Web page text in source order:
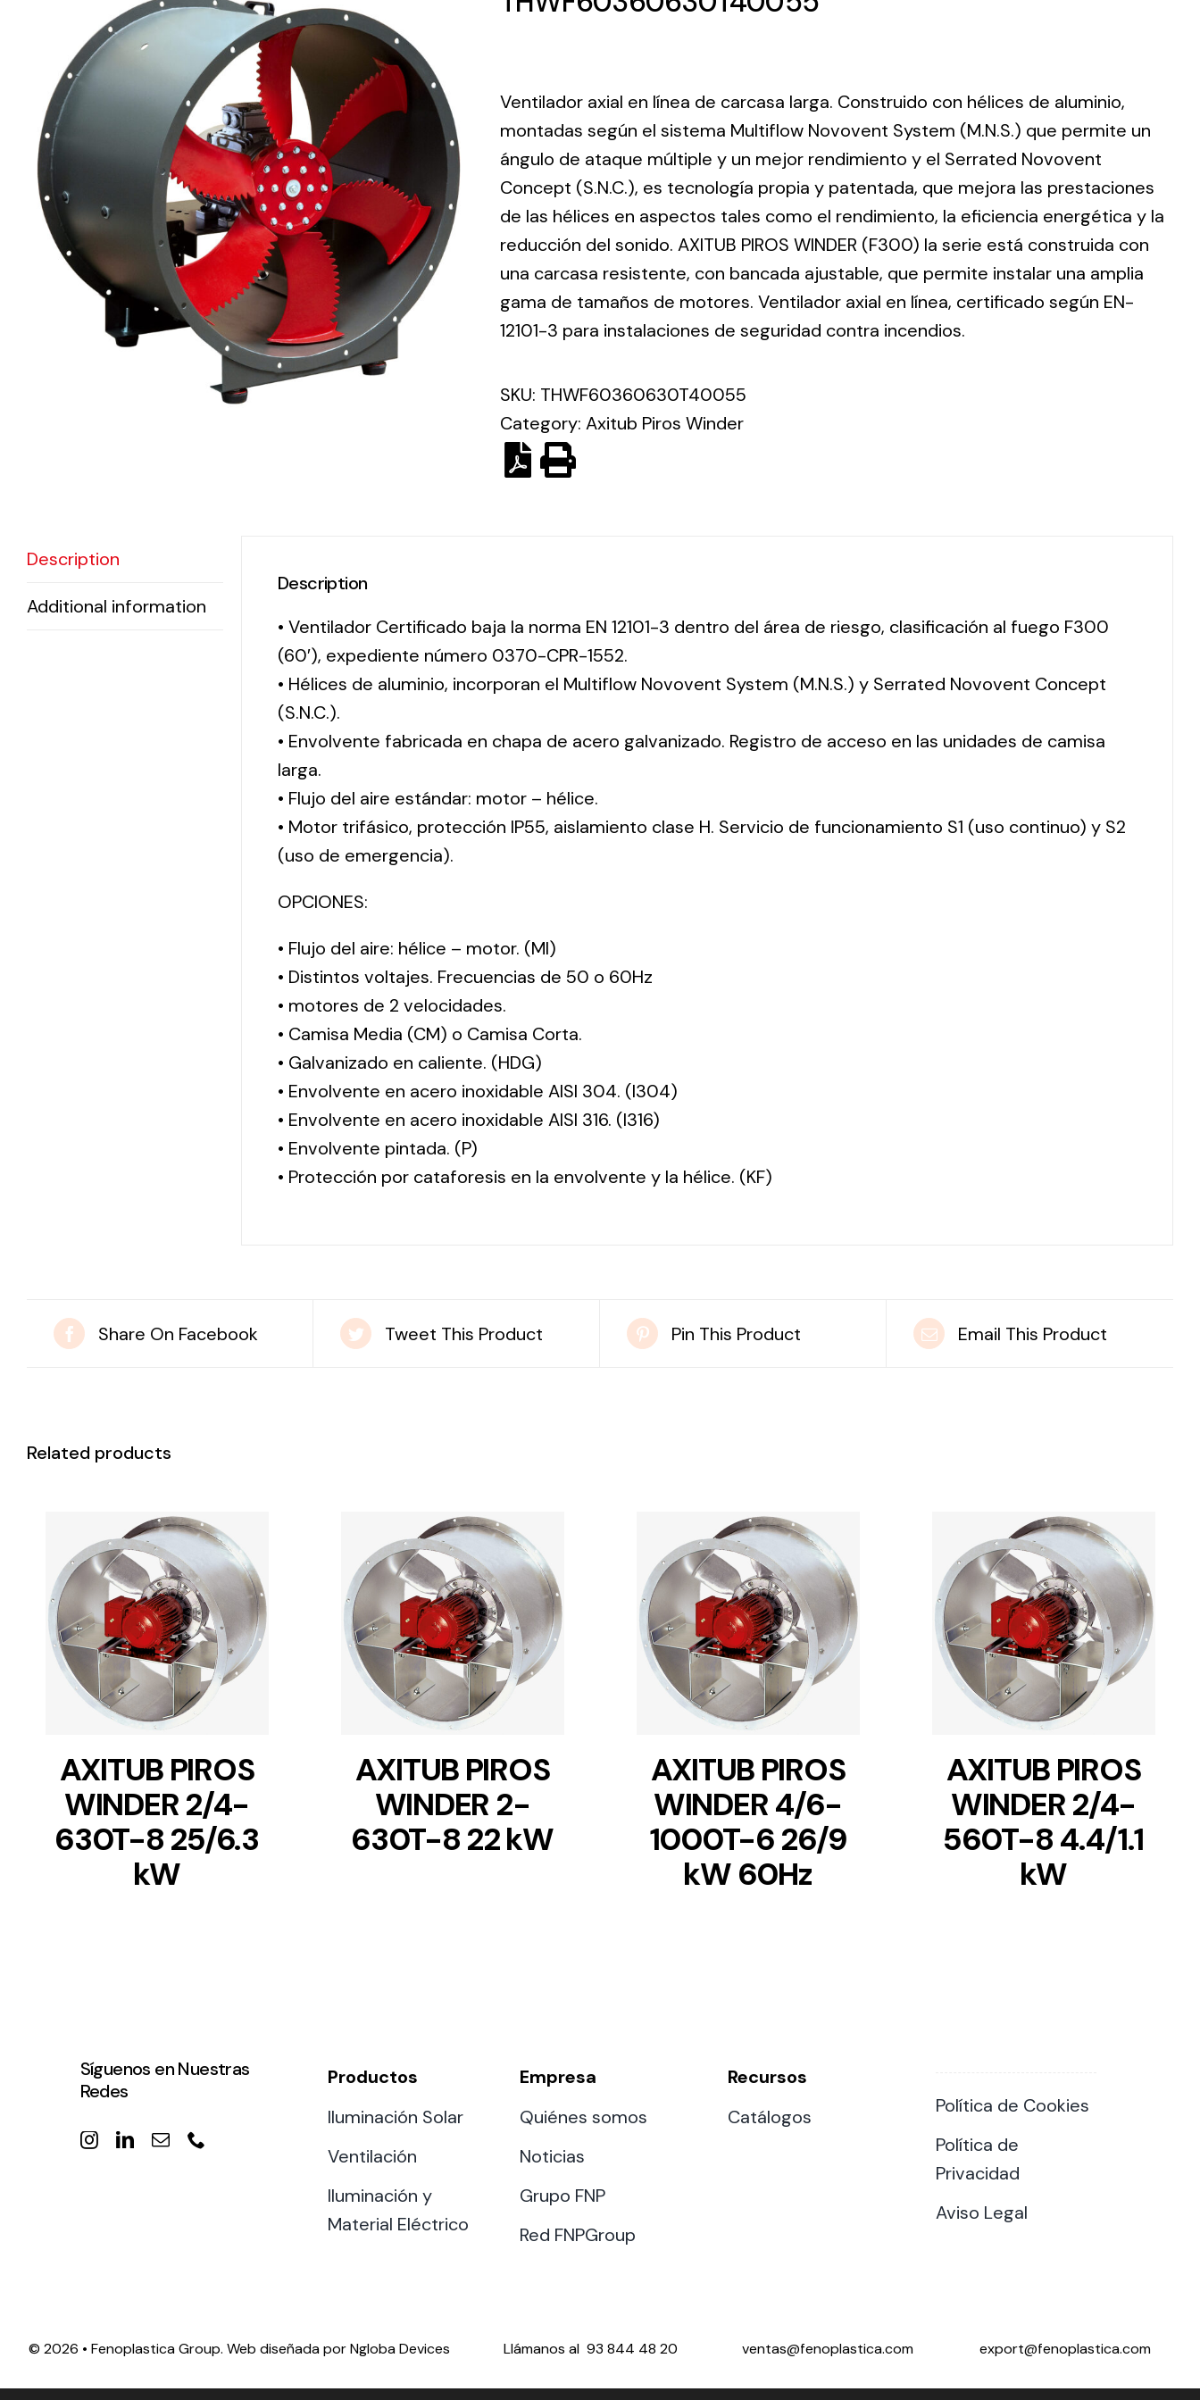
eléctrico.
Lighting and
Electrical
Equipment
Complete
solutions in
lighting and
electrical
material for
each project
and need
incorporation of
Novovent into
the group
meant a greater
offer of
products for
different uses
Solar lighting
Variety of solar
solutions for all
kinds of needs.
Ventilador axial en línea de carcasa larga. Construido con hélices de aluminio,
montadas según el sistema Multiflow Novovent System (M.N.S.) que permite un
ángulo de ataque múltiple y un mejor rendimiento y el Serrated Novovent
Concept (S.N.C.), es tecnología propia y patentada, que mejora las prestaciones
de las hélices en aspectos tales como el rendimiento, la eficiencia energética y la
reducción del sonido. AXITUB PIROS WINDER (F300) la serie está construida con
una carcasa resistente, con bancada ajustable, que permite instalar una amplia
gama de tamaños de motores. Ventilador axial en línea, certificado según EN-
12101-3 para instalaciones de seguridad contra incendios.
SKU: THWF60360630T40055
Category: Axitub Piros Winder
Description
Additional information
Description
• Ventilador Certificado baja la norma EN 12101-3 dentro del área de riesgo, clasificación al fuego F300
(60′), expediente número 0370-CPR-1552.
• Hélices de aluminio, incorporan el Multiflow Novovent System (M.N.S.) y Serrated Novovent Concept
(S.N.C.).
• Envolvente fabricada en chapa de acero galvanizado. Registro de acceso en las unidades de camisa
larga.
• Flujo del aire estándar: motor – hélice.
• Motor trifásico, protección IP55, aislamiento clase H. Servicio de funcionamiento S1 (uso continuo) y S2
(uso de emergencia).
OPCIONES:
• Flujo del aire: hélice – motor. (MI)
• Distintos voltajes. Frecuencias de 50 o 60Hz
• motores de 2 velocidades.
• Camisa Media (CM) o Camisa Corta.
• Galvanizado en caliente. (HDG)
• Envolvente en acero inoxidable AISI 304. (I304)
• Envolvente en acero inoxidable AISI 316. (I316)
• Envolvente pintada. (P)
• Protección por cataforesis en la envolvente y la hélice. (KF)
Share On Facebook Tweet This Product Pin This Product Email This Product
Related products
DETAILS
AXITUB PIROS
WINDER 2/4-
630T-8 25/6.3
kW
DETAILS
AXITUB PIROS
WINDER 2-
630T-8 22 kW
DETAILS
AXITUB PIROS
WINDER 4/6-
1000T-6 26/9
kW 60Hz
DETAILS
AXITUB PIROS
WINDER 2/4-
560T-8 4.4/1.1
kW
Síguenos en Nuestras
Redes
Productos
Iluminación Solar
Ventilación
Iluminación y
Material Eléctrico
Empresa
Quiénes somos
Noticias
Grupo FNP
Red FNPGroup
Recursos
Catálogos
Política de Cookies
Política de
Privacidad
Aviso Legal
© 2026 • Fenoplastica Group. Web diseñada porNgloba Devices Llámanos al93 844 48 20 ventas@fenoplastica.com export@fenoplastica.com